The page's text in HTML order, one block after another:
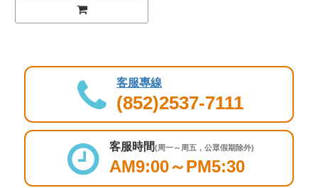
客服專線
(852)2537-7111
客服時間(周一～周五，公眾假期除外)
AM9:00～PM5:30